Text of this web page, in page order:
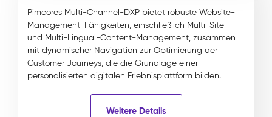
Pimcores Multi-Channel-DXP bietet robuste Website-
Management-Fähigkeiten, einschließlich Multi-Site-
und Multi-Lingual-Content-Management, zusammen
mit dynamischer Navigation zur Optimierung der
Customer Journeys, die die Grundlage einer
personalisierten digitalen Erlebnisplattform bilden.
Weitere Details